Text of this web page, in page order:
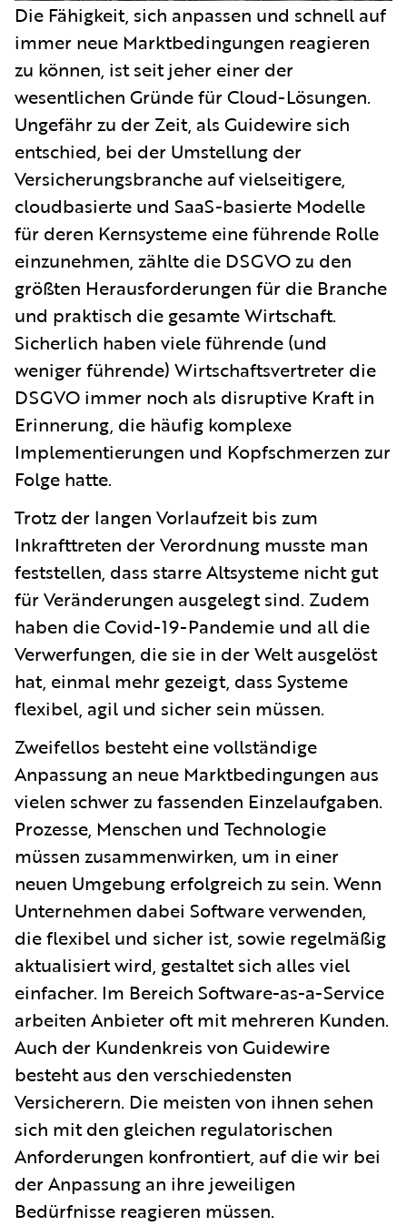
Die Fähigkeit, sich anpassen und schnell auf
immer neue Marktbedingungen reagieren
zu können, ist seit jeher einer der
wesentlichen Gründe für Cloud-Lösungen.
Ungefähr zu der Zeit, als Guidewire sich
entschied, bei der Umstellung der
Versicherungsbranche auf vielseitigere,
cloudbasierte und SaaS-basierte Modelle
für deren Kernsysteme eine führende Rolle
einzunehmen, zählte die DSGVO zu den
größten Herausforderungen für die Branche
und praktisch die gesamte Wirtschaft.
Sicherlich haben viele führende (und
weniger führende) Wirtschaftsvertreter die
DSGVO immer noch als disruptive Kraft in
Erinnerung, die häufig komplexe
Implementierungen und Kopfschmerzen zur
Folge hatte.
Trotz der langen Vorlaufzeit bis zum
Inkrafttreten der Verordnung musste man
feststellen, dass starre Altsysteme nicht gut
für Veränderungen ausgelegt sind. Zudem
haben die Covid-19-Pandemie und all die
Verwerfungen, die sie in der Welt ausgelöst
hat, einmal mehr gezeigt, dass Systeme
flexibel, agil und sicher sein müssen.
Zweifellos besteht eine vollständige
Anpassung an neue Marktbedingungen aus
vielen schwer zu fassenden Einzelaufgaben.
Prozesse, Menschen und Technologie
müssen zusammenwirken, um in einer
neuen Umgebung erfolgreich zu sein. Wenn
Unternehmen dabei Software verwenden,
die flexibel und sicher ist, sowie regelmäßig
aktualisiert wird, gestaltet sich alles viel
einfacher. Im Bereich Software-as-a-Service
arbeiten Anbieter oft mit mehreren Kunden.
Auch der Kundenkreis von Guidewire
besteht aus den verschiedensten
Versicherern. Die meisten von ihnen sehen
sich mit den gleichen regulatorischen
Anforderungen konfrontiert, auf die wir bei
der Anpassung an ihre jeweiligen
Bedürfnisse reagieren müssen.